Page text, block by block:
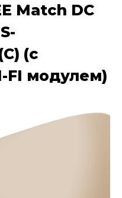
Match DC
(с
FI модулем)